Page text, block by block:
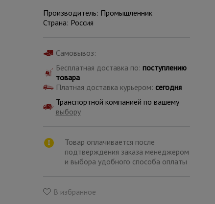
всех
Производитель: Промышленник
Страна: Россия
Самовывоз:
Бесплатная доставка по: поступлению
товара
Платная доставка курьером: сегодня
Транспортной компанией по вашему
выбору
Товар оплачивается после
подтверждения заказа менеджером
и выбора удобного способа оплаты
В избранное